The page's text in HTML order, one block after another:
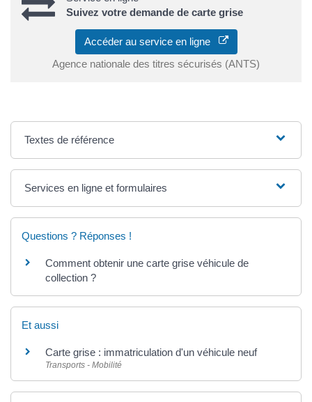
Suivez votre demande de carte grise
Accéder au service en ligne
Agence nationale des titres sécurisés (ANTS)
Textes de référence
Services en ligne et formulaires
Questions ? Réponses !
Comment obtenir une carte grise véhicule de
collection ?
Et aussi
Carte grise : immatriculation d'un véhicule neuf
Transports - Mobilité